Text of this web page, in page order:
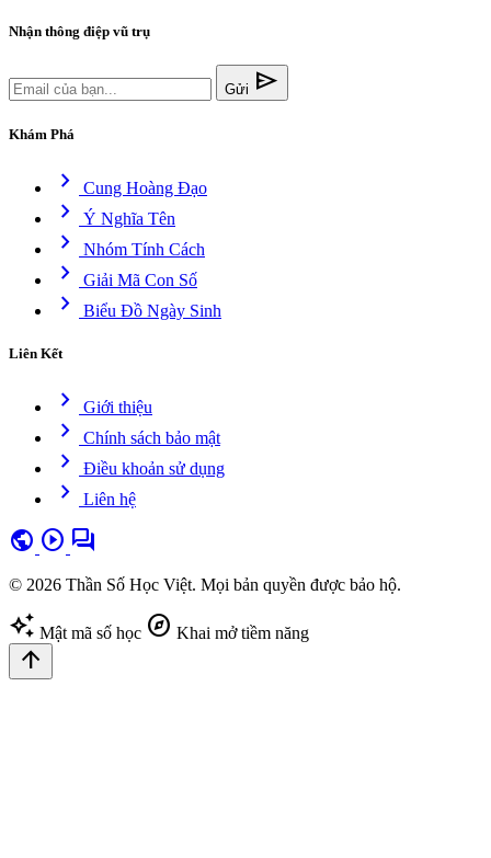
Nhận thông điệp vũ trụ
Gửi send
Khám Phá
chevron_right Cung Hoàng Đạo
chevron_right Ý Nghĩa Tên
chevron_right Nhóm Tính Cách
chevron_right Giải Mã Con Số
chevron_right Biểu Đồ Ngày Sinh
Liên Kết
chevron_right Giới thiệu
chevron_right Chính sách bảo mật
chevron_right Điều khoản sử dụng
chevron_right Liên hệ
public play_circle forum
© 2026 Thần Số Học Việt. Mọi bản quyền được bảo hộ.
auto_awesome Mật mã số học explore Khai mở tiềm năng
arrow_upward